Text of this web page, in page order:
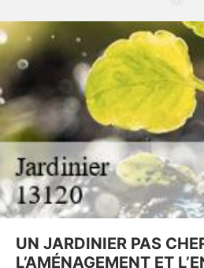
UN JARDINIER PAS
L’AMÉNAGEMENT ET